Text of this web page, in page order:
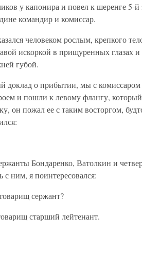
у капонира и повел к шеренге 5-й
командир и комиссар.
человеком рослым, крепкого
искоркой в прищуренных глазах
губой.
доклад о прибытии, мы с
и пошли к левому флангу,
он пожал ее с таким восторгом,
Бондаренко, Ватолкин и
ним, я поинтересовался:
сержант?
старший лейтенант.